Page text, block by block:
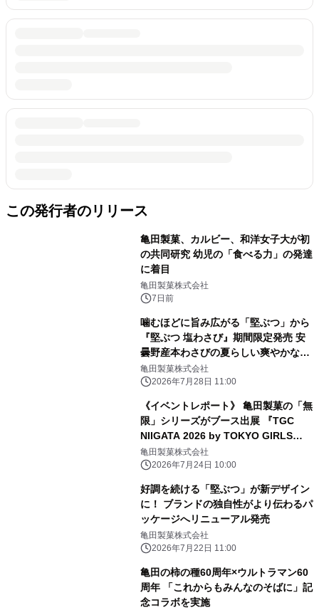
この発行者のリリース
亀田製菓、カルビー、和洋女子大が初
の共同研究 幼児の「食べる力」の発達
に着目
亀田製菓株式会社
7日前
噛むほどに旨み広がる「堅ぶつ」から
『堅ぶつ 塩わさび』期間限定発売 安
曇野産本わさびの夏らしい爽やかな風
味が楽しめる
亀田製菓株式会社
2026年7月28日 11:00
《イベントレポート》 亀田製菓の「無
限」シリーズがブース出展 『TGC
NIIGATA 2026 by TOKYO GIRLS
COLLECTION』
亀田製菓株式会社
2026年7月24日 10:00
好調を続ける「堅ぶつ」が新デザイン
に！ ブランドの独自性がより伝わるパ
ッケージへリニューアル発売
亀田製菓株式会社
2026年7月22日 11:00
亀田の柿の種60周年×ウルトラマン60
周年 「これからもみんなのそばに」記
念コラボを実施